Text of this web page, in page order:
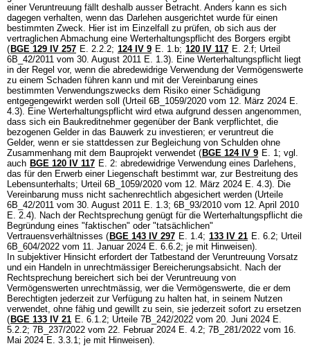
einer Veruntreuung fällt deshalb ausser Betracht. Anders kann es sich
dagegen verhalten, wenn das Darlehen ausgerichtet wurde für einen
bestimmten Zweck. Hier ist im Einzelfall zu prüfen, ob sich aus der
vertraglichen Abmachung eine Werterhaltungspflicht des Borgers ergibt
( BGE 129 IV 257 E. 2.2.2; 124 IV 9 E. 1.b; 120 IV 117 E. 2.f; Urteil
6B_42/2011 vom 30. August 2011 E. 1.3). Eine Werterhaltungspflicht liegt
in der Regel vor, wenn die abredewidrige Verwendung der Vermögenswerte
zu einem Schaden führen kann und mit der Vereinbarung eines
bestimmten Verwendungszwecks dem Risiko einer Schädigung
entgegengewirkt werden soll (Urteil 6B_1059/2020 vom 12. März 2024 E.
4.3). Eine Werterhaltungspflicht wird etwa aufgrund dessen angenommen,
dass sich ein Baukreditnehmer gegenüber der Bank verpflichtet, die
bezogenen Gelder in das Bauwerk zu investieren; er veruntreut die
Gelder, wenn er sie stattdessen zur Begleichung von Schulden ohne
Zusammenhang mit dem Bauprojekt verwendet ( BGE 124 IV 9 E. 1; vgl.
auch BGE 120 IV 117 E. 2: abredewidrige Verwendung eines Darlehens,
das für den Erwerb einer Liegenschaft bestimmt war, zur Bestreitung des
Lebensunterhalts; Urteil 6B_1059/2020 vom 12. März 2024 E. 4.3). Die
Vereinbarung muss nicht sachenrechtlich abgesichert werden (Urteile
6B_42/2011 vom 30. August 2011 E. 1.3; 6B_93/2010 vom 12. April 2010
E. 2.4). Nach der Rechtsprechung genügt für die Werterhaltungspflicht die
Begründung eines "faktischen" oder "tatsächlichen"
Vertrauensverhältnisses ( BGE 143 IV 297 E. 1.4; 133 IV 21 E. 6.2; Urteil
6B_604/2022 vom 11. Januar 2024 E. 6.6.2; je mit Hinweisen).
In subjektiver Hinsicht erfordert der Tatbestand der Veruntreuung Vorsatz
und ein Handeln in unrechtmässiger Bereicherungsabsicht. Nach der
Rechtsprechung bereichert sich bei der Veruntreuung von
Vermögenswerten unrechtmässig, wer die Vermögenswerte, die er dem
Berechtigten jederzeit zur Verfügung zu halten hat, in seinem Nutzen
verwendet, ohne fähig und gewillt zu sein, sie jederzeit sofort zu ersetzen
( BGE 133 IV 21 E. 6.1.2; Urteile 7B_242/2022 vom 20. Juni 2024 E.
5.2.2; 7B_237/2022 vom 22. Februar 2024 E. 4.2; 7B_281/2022 vom 16.
Mai 2024 E. 3.3.1; je mit Hinweisen).